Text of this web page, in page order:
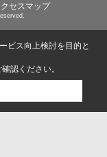
クセスマップ
ビス向上検討を目的と
認ください。